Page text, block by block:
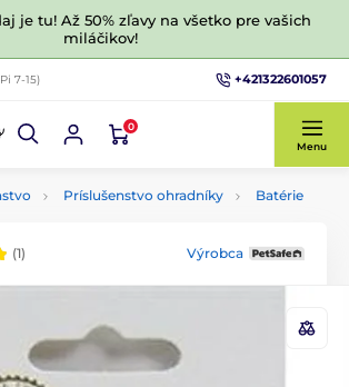
je tu! Až 50% zľavy na všetko pre vašich
miláčikov!
7-15) +421322601057
0
Menu
Príslušenstvo ohradníky Batérie
(1) Výrobca